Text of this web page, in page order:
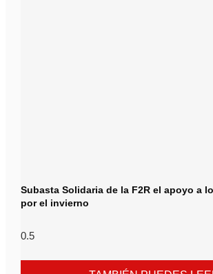
Subasta Solidaria de la F2R el apoyo a
por el invierno